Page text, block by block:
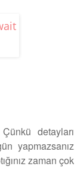
detayları
yapmazsanız
zaman çok